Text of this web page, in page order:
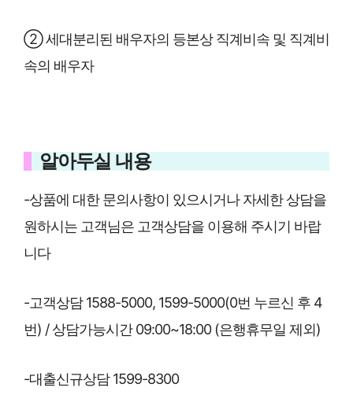
② 세대분리된 배우자의 등본상 직계비속 및 직계비
속의 배우자
알아두실 내용
-상품에 대한 문의사항이 있으시거나 자세한 상담을
원하시는 고객님은 고객상담을 이용해 주시기 바랍
니다
-고객상담 1588-5000, 1599-5000(0번 누르신 후 4
번) / 상담가능시간 09:00~18:00 (은행휴무일 제외)
-대출신규상담 1599-8300